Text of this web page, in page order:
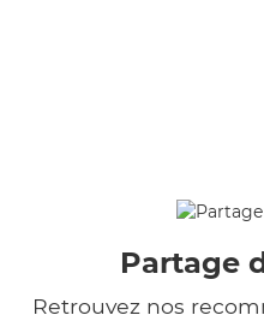
Partage
Retrouvez nos